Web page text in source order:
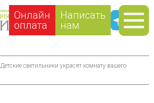
Онлайн
оплата
Написать
нам
Детские светильники украсят комнату вашего